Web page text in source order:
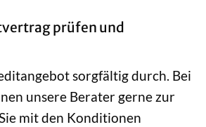
prüfen und
sorgfältig durch. Bei
unsere Berater gerne zur
mit den Konditionen